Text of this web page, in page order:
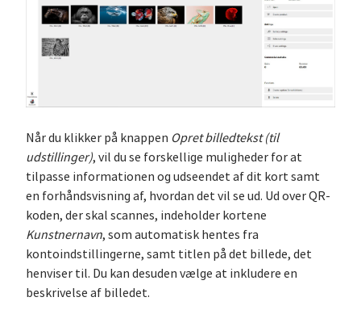
Når du klikker på knappen Opret billedtekst (til
udstillinger), vil du se forskellige muligheder for at
tilpasse informationen og udseendet af dit kort samt
en forhåndsvisning af, hvordan det vil se ud. Ud over QR-
koden, der skal scannes, indeholder kortene
Kunstnernavn, som automatisk hentes fra
kontoindstillingerne, samt titlen på det billede, det
henviser til. Du kan desuden vælge at inkludere en
beskrivelse af billedet.